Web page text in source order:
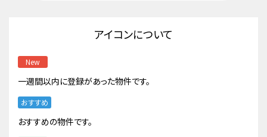
アイコンについて
New
一週間以内に登録があった物件です。
おすすめ
おすすめの物件です。